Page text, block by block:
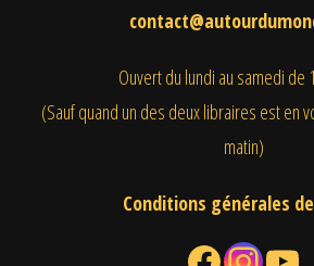
Ouvert du lundi au samedi de
(Sauf quand un des deux libraires est en
matin)
Conditions générales
Facebook Instagram YouTube